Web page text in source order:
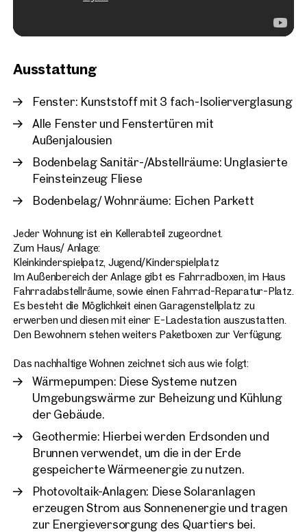
Ausstattung
Fenster: Kunststoff mit 3 fach-Isolierverglasung
Alle Fenster und Fenstertüren mit
Außenjalousien
Bodenbelag Sanitär-/Abstellräume: Unglasierte
Feinsteinzeug Fliese
Bodenbelag/ Wohnräume: Eichen Parkett
Jeder Wohnung ist ein Kellerabteil zugeordnet.
Zum Haus/ Anlage:
Kleinkinderspielpatz, Jugend/Kinderspielplatz
Im Außenbereich der Anlage gibt es Fahrradboxen, im Haus
Fahrradabstellräume, sowie einen Fahrrad-Reparatur-Platz.
Es besteht die Möglichkeit einen Garagenstellplatz zu
erwerben und diesen mit einer E-Ladestation auszustatten.
Den Bewohnern stehen weiters Paketboxen zur Verfügung.
Das nachhaltige Wohnen zeichnet sich aus wie folgt:
Wärmepumpen: Diese Systeme nutzen
Umgebungswärme zur Beheizung und Kühlung
der Gebäude.
Geothermie: Hierbei werden Erdsonden und
Brunnen verwendet, um die in der Erde
gespeicherte Wärmeenergie zu nutzen.
Photovoltaik-Anlagen: Diese Solaranlagen
erzeugen Strom aus Sonnenenergie und tragen
zur Energieversorgung des Quartiers bei.